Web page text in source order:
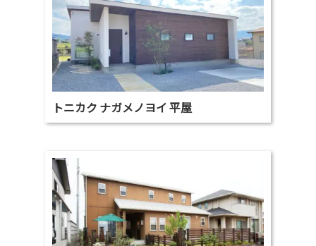
トニカク ナガメノヨイ 平屋